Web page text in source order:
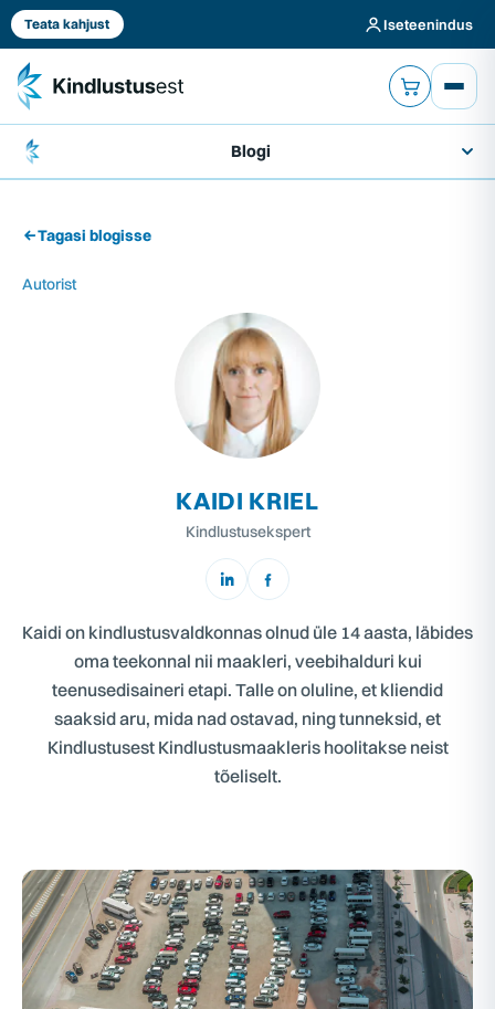
Teata kahjust Iseteenindus
Blogi
Tagasi blogisse
Autorist
KAIDI KRIEL
Kindlustusekspert
Kaidi on kindlustusvaldkonnas olnud üle 14 aasta, läbides
oma teekonnal nii maakleri, veebihalduri kui
teenusedisaineri etapi. Talle on oluline, et kliendid
saaksid aru, mida nad ostavad, ning tunneksid, et
Kindlustusest Kindlustusmaakleris hoolitakse neist
tõeliselt.